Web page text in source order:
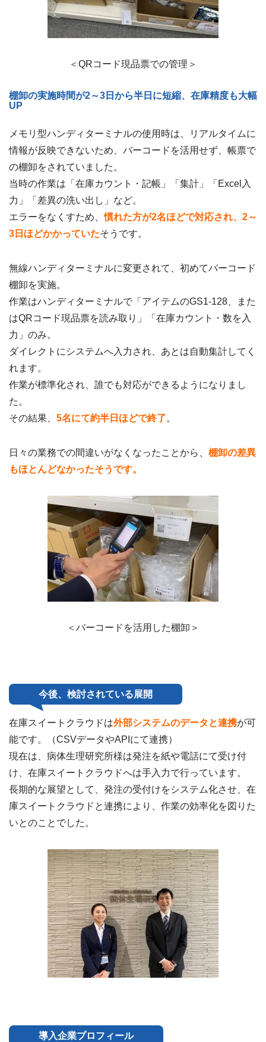
＜QRコード現品票での管理＞
棚卸の実施時間が2～3日から半日に短縮、在庫精度も大幅
UP
メモリ型ハンディターミナルの使用時は、リアルタイムに
情報が反映できないため、バーコードを活用せず、帳票で
の棚卸をされていました。
当時の作業は「在庫カウント・記帳」「集計」「Excel入
力」「差異の洗い出し」など。
エラーをなくすため、慣れた方が2名ほどで対応され、2～
3日ほどかかっていたそうです。
無線ハンディターミナルに変更されて、初めてバーコード
棚卸を実施。
作業はハンディターミナルで「アイテムのGS1-128、また
はQRコード現品票を読み取り」「在庫カウント・数を入
力」のみ。
ダイレクトにシステムへ入力され、あとは自動集計してく
れます。
作業が標準化され、誰でも対応ができるようになりまし
た。
その結果、 5名にて約半日ほどで終了。
日々の業務での間違いがなくなったことから、 棚卸の差異
もほとんどなかったそうです。
＜バーコードを活用した棚卸＞
今後、検討されている展開
在庫スイートクラウドは外部システムのデータと連携が可
能です。（CSVデータやAPIにて連携）
現在は、病体生理研究所様は発注を紙や電話にて受け付
け、在庫スイートクラウドへは手入力で行っています。
長期的な展望として、発注の受付けをシステム化させ、在
庫スイートクラウドと連携により、作業の効率化を図りた
いとのことでした。
導入企業プロフィール